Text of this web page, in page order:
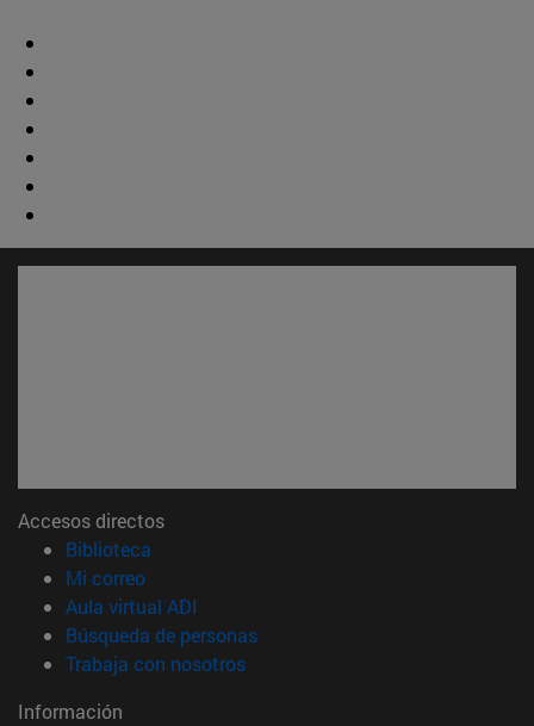
Accesos directos
Biblioteca
Mi correo(abre en nueva ventana)
Aula virtual ADI
Búsqueda de personas(abre en nueva ventana)
Trabaja con nosotros(abre en nueva ventana)
Información